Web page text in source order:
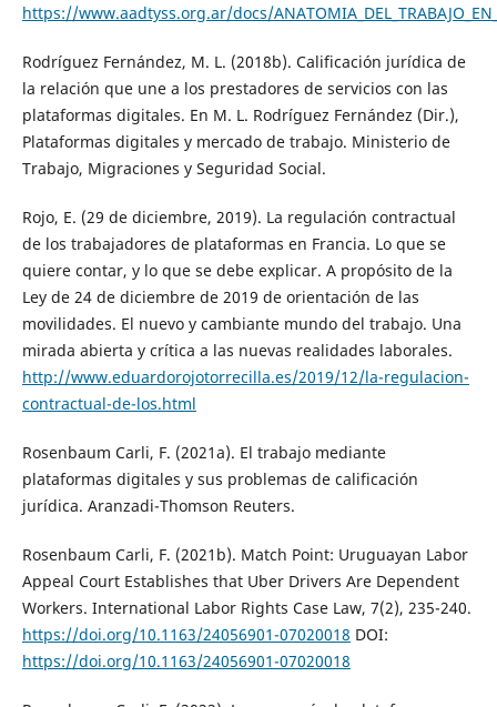
https://www.aadtyss.org.ar/docs/
Rodríguez Fernández, M. L. (2018b). Calificación jurídica de
la relación que une a los prestadores de servicios con las
plataformas digitales. En M. L. Rodríguez Fernández (Dir.),
Plataformas digitales y mercado de trabajo. Ministerio de
Trabajo, Migraciones y Seguridad Social.
Rojo, E. (29 de diciembre, 2019). La regulación contractual
de los trabajadores de plataformas en Francia. Lo que se
quiere contar, y lo que se debe explicar. A propósito de la
Ley de 24 de diciembre de 2019 de orientación de las
movilidades. El nuevo y cambiante mundo del trabajo. Una
mirada abierta y crítica a las nuevas realidades laborales.
http://www.eduardorojotorrecilla.es/2019/12/la-regulacion-
contractual-de-los.html
Rosenbaum Carli, F. (2021a). El trabajo mediante
plataformas digitales y sus problemas de calificación
jurídica. Aranzadi-Thomson Reuters.
Rosenbaum Carli, F. (2021b). Match Point: Uruguayan Labor
Appeal Court Establishes that Uber Drivers Are Dependent
Workers. International Labor Rights Case Law, 7(2), 235-240.
https://doi.org/10.1163/24056901-07020018 DOI:
https://doi.org/10.1163/24056901-07020018